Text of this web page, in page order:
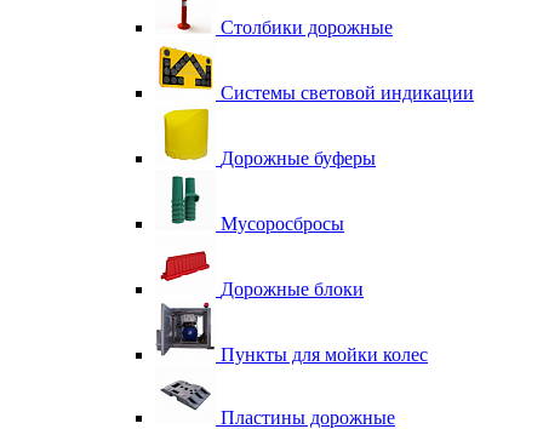
Столбики дорожные
Системы световой индикации
Дорожные буферы
Мусоросбросы
Дорожные блоки
Пункты для мойки колес
Пластины дорожные